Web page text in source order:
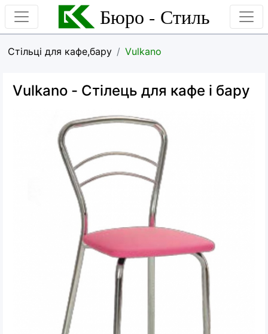
Бюро - Стиль
Стільці для кафе,бару Vulkano
Vulkano - Стілець для кафе і бару